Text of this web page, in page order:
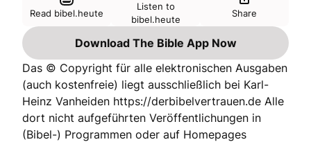
Read bibel.heute
Listen to
bibel.heute
Share
Download The Bible App Now
Das © Copyright für alle elektronischen Ausgaben
(auch kostenfreie) liegt ausschließlich bei Karl-
Heinz Vanheiden https://derbibelvertrauen.de Alle
dort nicht aufgeführten Veröffentlichungen in
(Bibel-) Programmen oder auf Homepages